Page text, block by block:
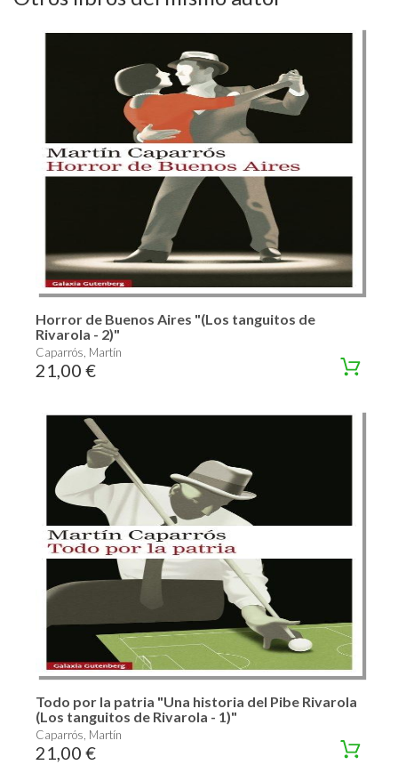
Horror de Buenos Aires "(Los tanguitos de
Rivarola - 2)"
Caparrós, Martín
21,00 €
Todo por la patria "Una historia del Pibe Rivarola
(Los tanguitos de Rivarola - 1)"
Caparrós, Martín
21,00 €